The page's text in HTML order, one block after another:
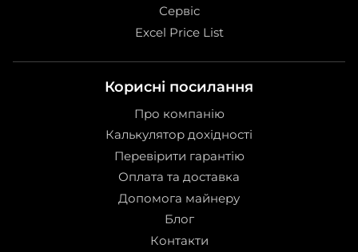
Сервіс
Excel Price List
Корисні посилання
Про компанію
Калькулятор дохідності
Перевірити гарантію
Оплата та доставка
Допомога майнеру
Блог
Контакти